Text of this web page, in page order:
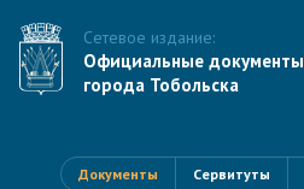
Сетевое издание:
Официальные документы
города Тобольска
Документы Сервитуты